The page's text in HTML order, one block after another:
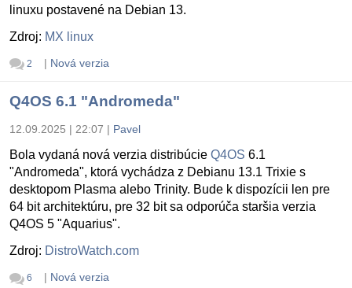
linuxu postavené na Debian 13.
Zdroj: MX linux
2 | Nová verzia
Q4OS 6.1 "Andromeda"
12.09.2025 | 22:07 | Pavel
Bola vydaná nová verzia distribúcie Q4OS 6.1
"Andromeda", ktorá vychádza z Debianu 13.1 Trixie s
desktopom Plasma alebo Trinity. Bude k dispozícii len pre
64 bit architektúru, pre 32 bit sa odporúča staršia verzia
Q4OS 5 "Aquarius".
Zdroj: DistroWatch.com
6 | Nová verzia